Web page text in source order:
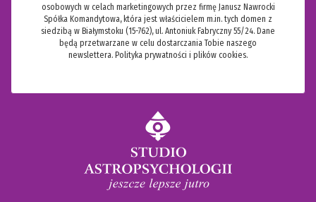
osobowych w celach marketingowych przez firmę Janusz Nawrocki
Spółka Komandytowa, która jest właścicielem m.in. tych domen z
siedzibą w Białymstoku (15-762), ul. Antoniuk Fabryczny 55/24. Dane
będą przetwarzane w celu dostarczania Tobie naszego
newslettera. Polityka prywatności i plików cookies.